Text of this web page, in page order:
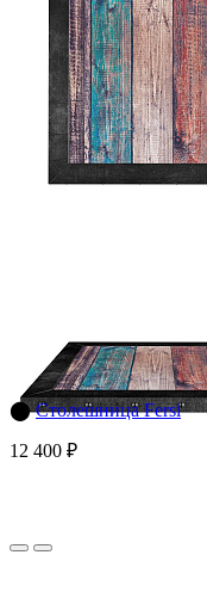
⬤ Столешница Fersi
12 400 ₽